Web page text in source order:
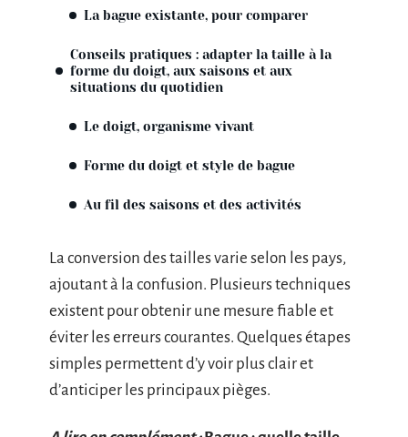
La bague existante, pour comparer
Conseils pratiques : adapter la taille à la
forme du doigt, aux saisons et aux
situations du quotidien
Le doigt, organisme vivant
Forme du doigt et style de bague
Au fil des saisons et des activités
La conversion des tailles varie selon les pays,
ajoutant à la confusion. Plusieurs techniques
existent pour obtenir une mesure fiable et
éviter les erreurs courantes. Quelques étapes
simples permettent d’y voir plus clair et
d’anticiper les principaux pièges.